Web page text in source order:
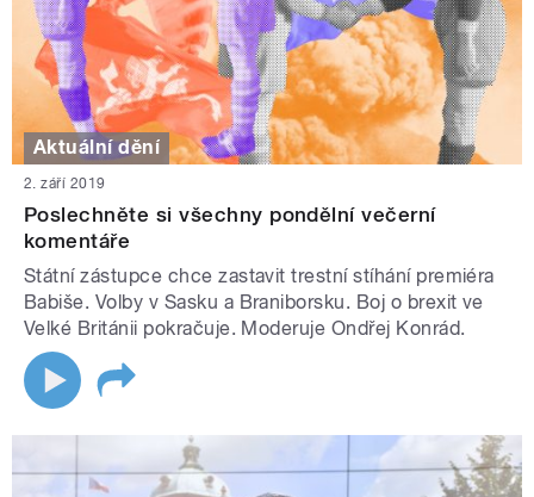
Aktuální dění
2. září 2019
Poslechněte si všechny pondělní večerní
komentáře
Státní zástupce chce zastavit trestní stíhání premiéra
Babiše. Volby v Sasku a Braniborsku. Boj o brexit ve
Velké Británii pokračuje. Moderuje Ondřej Konrád.